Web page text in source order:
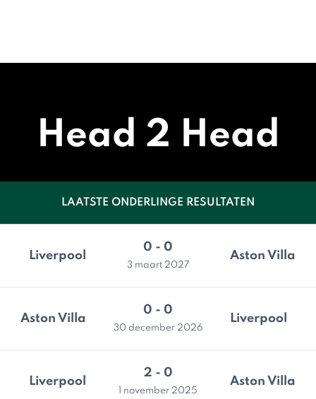
Head 2 Head
LAATSTE ONDERLINGE RESULTATEN
Liverpool
0 - 0
3 maart 2027
Aston Villa
Aston Villa
0 - 0
30 december 2026
Liverpool
Liverpool
2 - 0
1 november 2025
Aston Villa